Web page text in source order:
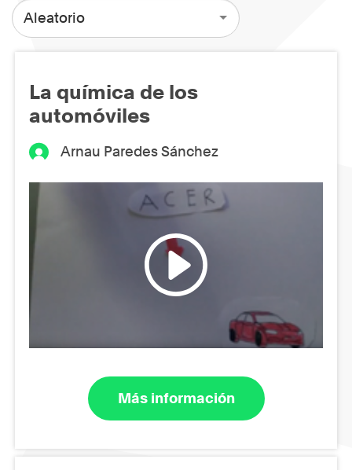
Aleatorio
La química de los
automóviles
Arnau Paredes Sánchez
Más información